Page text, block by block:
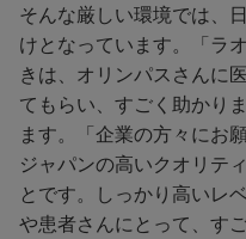
そんな厳しい環境では、
けとなっています。「ラ
きは、オリンパスさんに
てもらい、すごく助かり
ます。「企業の方々にお
ジャパンの高いクオリテ
とです。しっかり高いレ
や患者さんにとって、す